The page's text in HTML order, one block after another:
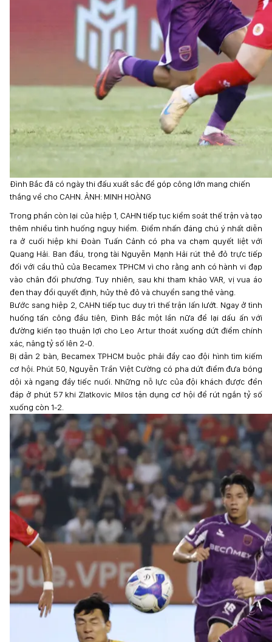
Đình Bắc đã có ngày thi đấu xuất sắc để góp công lớn mang chiến
thắng về cho CAHN. ẢNH: MINH HOÀNG
Trong phần còn lại của hiệp 1, CAHN tiếp tục kiểm soát thế trận và tạo
thêm nhiều tình huống nguy hiểm. Điểm nhấn đáng chú ý nhất diễn
ra ở cuối hiệp khi Đoàn Tuấn Cảnh có pha va chạm quyết liệt với
Quang Hải. Ban đầu, trọng tài Nguyễn Mạnh Hải rút thẻ đỏ trực tiếp
đối với cầu thủ của Becamex TPHCM vì cho rằng anh có hành vi đạp
vào chân đối phương. Tuy nhiên, sau khi tham khảo VAR, vị vua áo
đen thay đổi quyết định, hủy thẻ đỏ và chuyển sang thẻ vàng.
Bước sang hiệp 2, CAHN tiếp tục duy trì thế trận lấn lướt. Ngay ở tình
huống tấn công đầu tiên, Đình Bắc một lần nữa để lại dấu ấn với
đường kiến tạo thuận lợi cho Leo Artur thoát xuống dứt điểm chính
xác, nâng tỷ số lên 2-0.
Bị dẫn 2 bàn, Becamex TPHCM buộc phải đẩy cao đội hình tìm kiếm
cơ hội. Phút 50, Nguyễn Trần Việt Cường có pha dứt điểm đưa bóng
dội xà ngang đầy tiếc nuối. Những nỗ lực của đội khách được đền
đáp ở phút 57 khi Zlatkovic Milos tận dụng cơ hội để rút ngắn tỷ số
xuống còn 1-2.